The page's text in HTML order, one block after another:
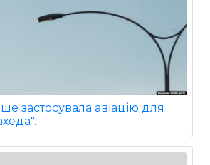
застосувала авіацію для